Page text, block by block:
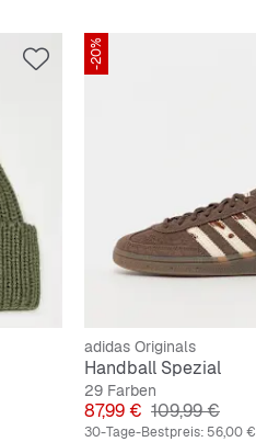
-20%
adidas Originals
Handball Spezial
29 Farben
Preis
87,99 € Originalpreis
109,99 €
30-Tage-Bestpreis: 56,00 €